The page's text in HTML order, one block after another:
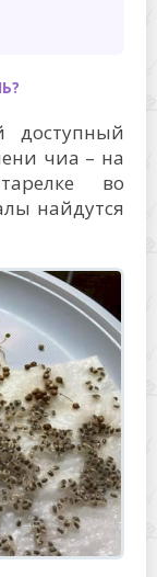
доступный
чиа – на
во
найдутся